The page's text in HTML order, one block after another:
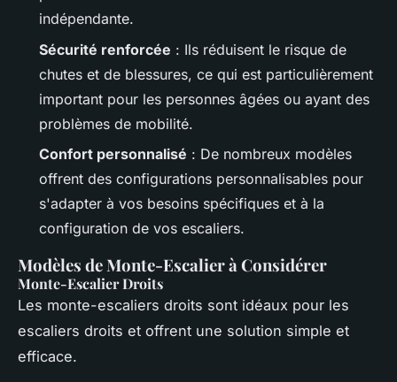
indépendante.
Sécurité renforcée : Ils réduisent le risque de
chutes et de blessures, ce qui est particulièrement
important pour les personnes âgées ou ayant des
problèmes de mobilité.
Confort personnalisé : De nombreux modèles
offrent des configurations personnalisables pour
s'adapter à vos besoins spécifiques et à la
configuration de vos escaliers.
Modèles de Monte-Escalier à Considérer
Monte-Escalier Droits
Les monte-escaliers droits sont idéaux pour les
escaliers droits et offrent une solution simple et
efficace.